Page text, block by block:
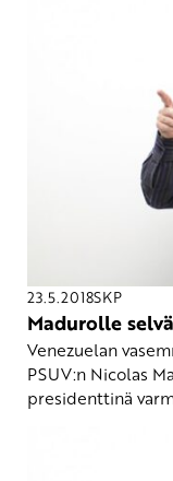
23.5.2018SKP
Madurolle
Venezuelan
PSUV:n Nicolas
presidenttinä